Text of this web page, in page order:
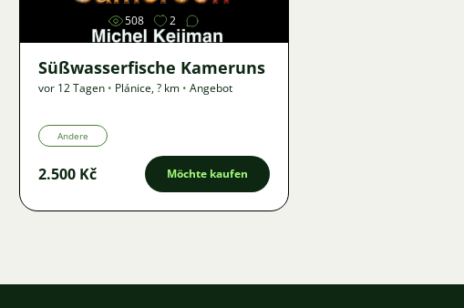
508 2
Süßwasserfische Kameruns
vor 12 Tagen • Plánice,? km • Angebot
Andere
2.500 Kč Möchte kaufen